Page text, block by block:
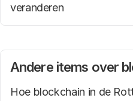
veranderen
Andere items over
Hoe blockchain in de